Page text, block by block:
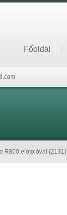
Főoldal
R800 előtolóval (2131)